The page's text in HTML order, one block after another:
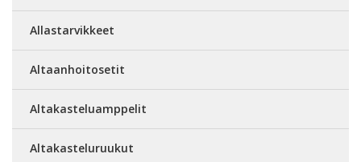
Allastarvikkeet
Altaanhoitosetit
Altakasteluamppelit
Altakasteluruukut